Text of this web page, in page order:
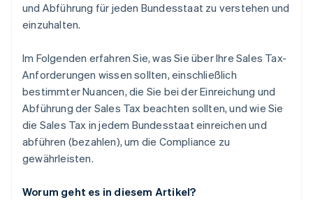
und Abführung für jeden Bundesstaat zu verstehen und
einzuhalten.
Im Folgenden erfahren Sie, was Sie über Ihre Sales Tax-
Anforderungen wissen sollten, einschließlich
bestimmter Nuancen, die Sie bei der Einreichung und
Abführung der Sales Tax beachten sollten, und wie Sie
die Sales Tax in jedem Bundesstaat einreichen und
abführen (bezahlen), um die Compliance zu
gewährleisten.
Worum geht es in diesem Artikel?